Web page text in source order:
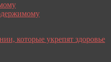
которые укрепят здоровье